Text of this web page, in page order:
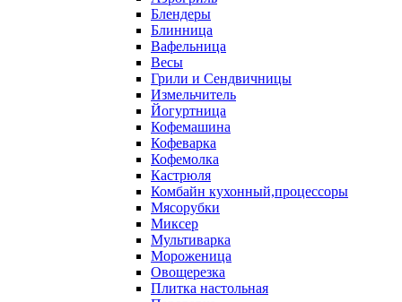
Блендеры
Блинница
Вафельница
Весы
Грили и Сендвичницы
Измельчитель
Йогуртница
Кофемашина
Кофеварка
Кофемолка
Кастрюля
Комбайн кухонный,процессоры
Мясорубки
Миксер
Мультиварка
Мороженица
Овощерезка
Плитка настольная